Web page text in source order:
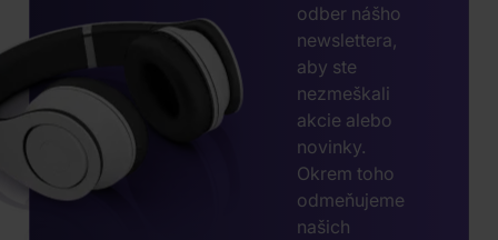
odber nášho
newslettera,
aby ste
nezmeškali
akcie alebo
novinky.
Okrem toho
odmeňujeme
našich